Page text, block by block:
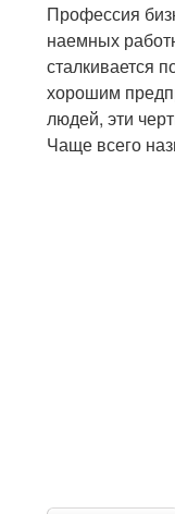
Профессия
наемных
сталкивается
хорошим
людей, эти
Чаще всего